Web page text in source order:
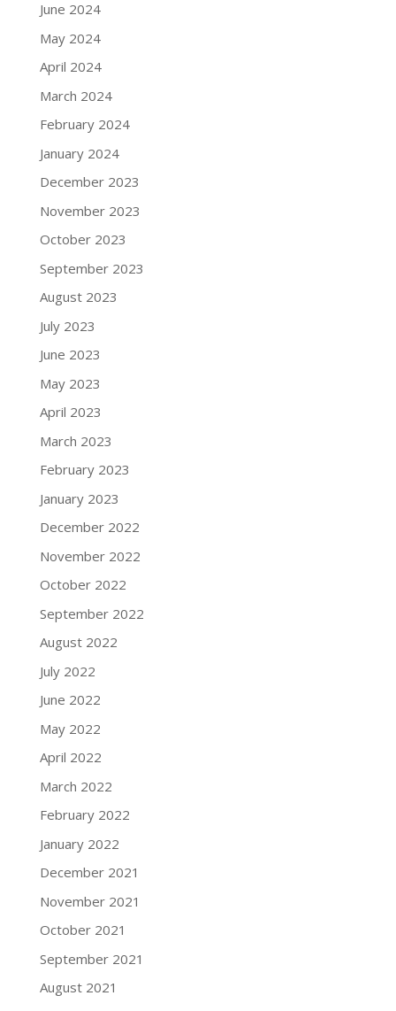
June 2024
May 2024
April 2024
March 2024
February 2024
January 2024
December 2023
November 2023
October 2023
September 2023
August 2023
July 2023
June 2023
May 2023
April 2023
March 2023
February 2023
January 2023
December 2022
November 2022
October 2022
September 2022
August 2022
July 2022
June 2022
May 2022
April 2022
March 2022
February 2022
January 2022
December 2021
November 2021
October 2021
September 2021
August 2021